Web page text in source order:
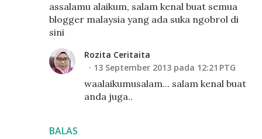
assalamu alaikum, salam kenal buat semua
blogger malaysia yang ada suka ngobrol di
sini
BALAS
Rozita Ceritaita
13 September 2013 pada 12:21 PTG
waalaikumusalam... salam kenal buat
anda juga..